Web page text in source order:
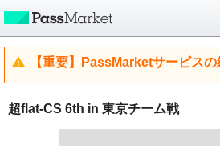
【重要】PassMarketサービス
超flat-CS 6th in 東京チーム戦